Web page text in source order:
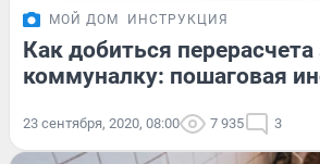
МОЙ ДОМ ИНСТРУКЦИЯ
Как добиться перерасчета
коммуналку: пошаговая
23 сентября, 2020, 08:00 7 935 3